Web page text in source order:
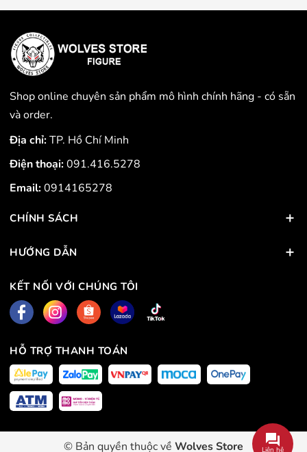
Shop online chuyên sản phẩm mô hình chính hãng - có sẵn
và order.
Địa chỉ:TP. Hồ Chí Minh
Điện thoại:091.416.5278
Email:0914165278
CHÍNH SÁCH
HƯỚNG DẪN
KẾT NỐI VỚI CHÚNG TÔI
HỖ TRỢ THANH TOÁN
© Bản quyền thuộc về Wolves Store Liên hệ